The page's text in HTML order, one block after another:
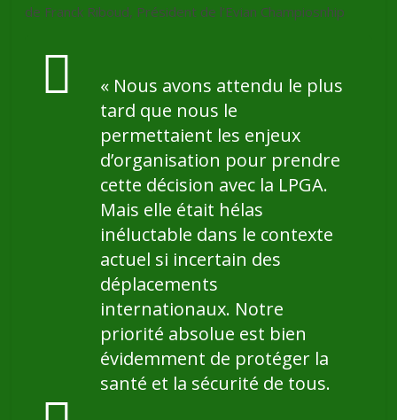
de Franck Riboud, Président de l’Evian Champiosnhip
« Nous avons attendu le plus
tard que nous le
permettaient les enjeux
d’organisation pour prendre
cette décision avec la LPGA.
Mais elle était hélas
inéluctable dans le contexte
actuel si incertain des
déplacements
internationaux. Notre
priorité absolue est bien
évidemment de protéger la
santé et la sécurité de tous.